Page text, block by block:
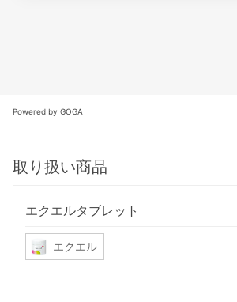
Powered by GOGA
取り扱い商品
エクエルタブレット
エクエル